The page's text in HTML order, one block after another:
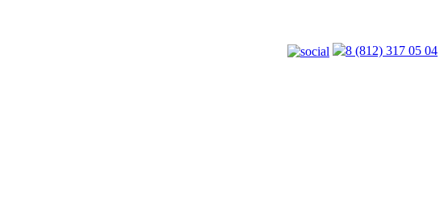
8 (812) 317 05 04